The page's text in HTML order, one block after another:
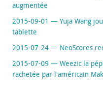
augmentée
2015-09-01 — Yuja Wang
tablette
2015-07-24 — NeoScores
2015-07-09 — Weezic la
rachetée par l'américain